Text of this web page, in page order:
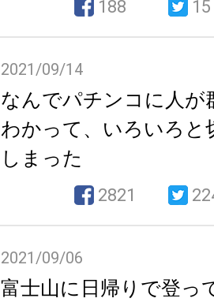
188 15
2021/09/14
なんでパチンコに人が
わかって、いろいろと
しまった
2821
2021/09/06
富士山に日帰りで登っ